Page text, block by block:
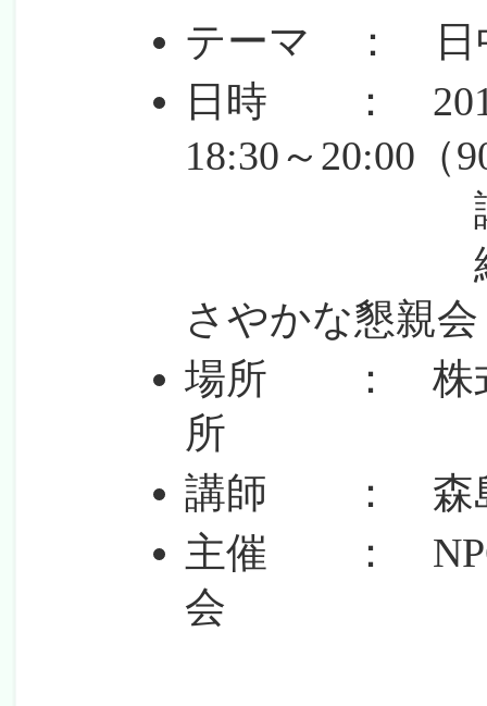
テーマ ： 日
日時 ：
18:30～20:00（
講義
終了後
さやかな懇親会
場所 ： 株式
所
講師 ： 森
主催 ： NPO
会